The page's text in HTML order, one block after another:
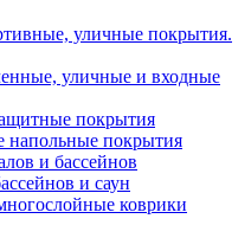
уличные покрытия.
уличные и входные
покрытия
покрытия
и бассейнов
и саун
коврики